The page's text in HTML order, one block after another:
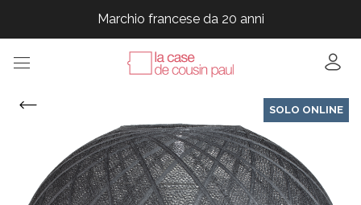
Marchio francese da 20 anni
Marchio francese da 20 anni
Marchio francese da 20 anni
SOLO ONLINE